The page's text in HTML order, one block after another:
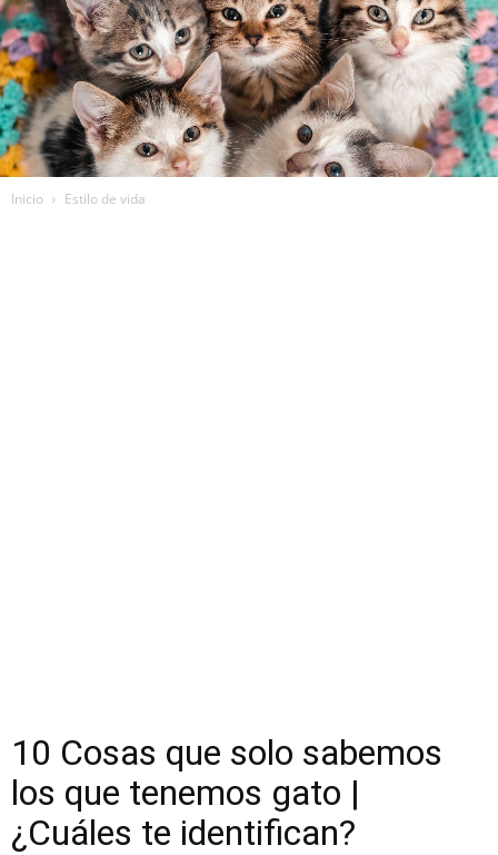
Inicio Estilo de vida
10 Cosas que solo sabemos
los que tenemos gato |
¿Cuáles te identifican?